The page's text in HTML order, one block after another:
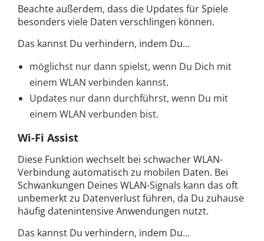
Beachte außerdem, dass die Updates für Spiele
besonders viele Daten verschlingen können.
Das kannst Du verhindern, indem Du…
möglichst nur dann spielst, wenn Du Dich mit
einem WLAN verbinden kannst.
Updates nur dann durchführst, wenn Du mit
einem WLAN verbunden bist.
Wi-Fi Assist
Diese Funktion wechselt bei schwacher WLAN-
Verbindung automatisch zu mobilen Daten. Bei
Schwankungen Deines WLAN-Signals kann das oft
unbemerkt zu Datenverlust führen, da Du zuhause
häufig datenintensive Anwendungen nutzt.
Das kannst Du verhindern, indem Du…